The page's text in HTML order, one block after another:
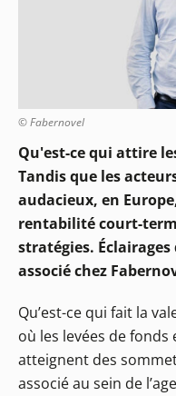
© Fabernovel
Qu'est-ce qui attire
Tandis que les
audacieux, en
rentabilité court-
stratégies.
associé chez
Qu’est-ce qui fait la
où les levées de
atteignent des
associé au sein de